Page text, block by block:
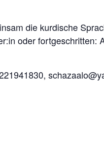
die kurdische
oder fortgeschritten: